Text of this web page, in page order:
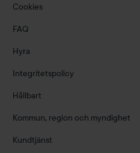
Cookies
FAQ
Hyra
Integritetspolicy
Hållbart
Kommun, region och myndighet
Kundtjänst